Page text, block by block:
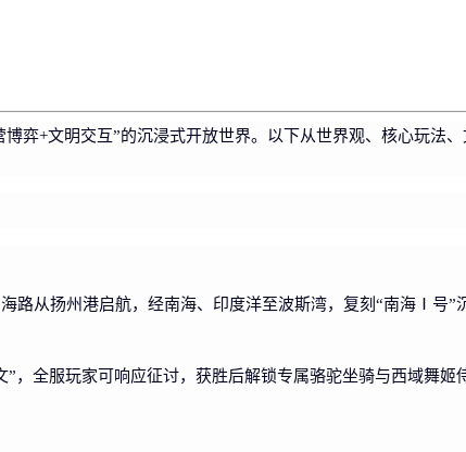
弈+文明交互”的沉浸式开放世界。以下从世界观、核心玩法
路从扬州港启航，经南海、印度洋至波斯湾，复刻“南海Ⅰ号”
全服玩家可响应征讨，获胜后解锁专属骆驼坐骑与西域舞姬